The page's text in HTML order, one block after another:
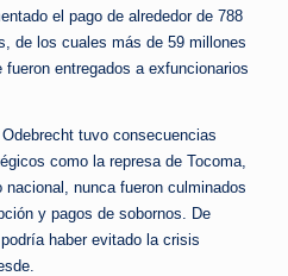
el pago de alrededor de 788
de los cuales más de 59 millones
entregados a exfuncionarios
tuvo consecuencias
como la represa de Tocoma,
nunca fueron culminados
y pagos de sobornos. De
haber evitado la crisis